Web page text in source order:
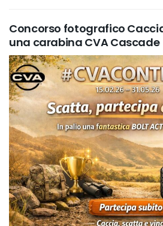
Concorso fotografico
una carabina CVA Cascade